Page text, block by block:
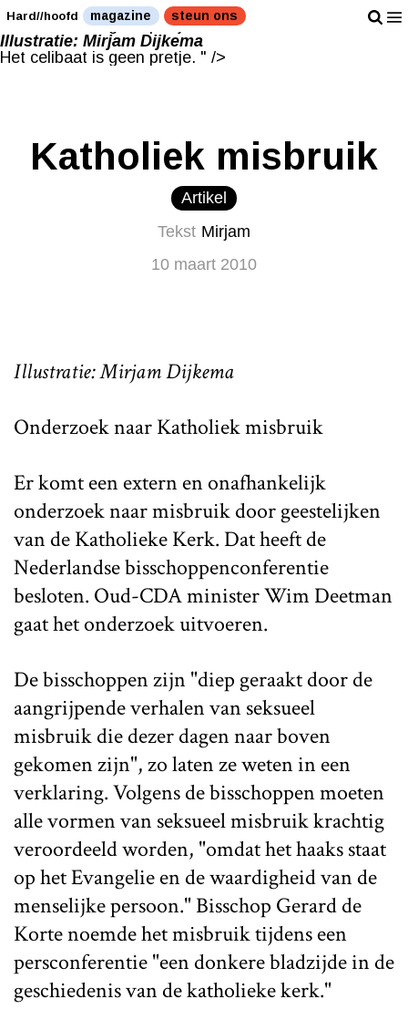
Illustratie: Mirjam Dijkema
Het celibaat is geen pretje. " />
Illustratie: Mirjam Dijkema
Het celibaat is geen pretje. " />
Hard//hoofd magazine steun ons
Katholiek misbruik
Artikel
Tekst Mirjam
10 maart 2010
Illustratie: Mirjam Dijkema
Onderzoek naar Katholiek misbruik
Er komt een extern en onafhankelijk
onderzoek naar misbruik door geestelijken
van de Katholieke Kerk. Dat heeft de
Nederlandse bisschoppenconferentie
besloten. Oud-CDA minister Wim Deetman
gaat het onderzoek uitvoeren.
De bisschoppen zijn "diep geraakt door de
aangrijpende verhalen van seksueel
misbruik die dezer dagen naar boven
gekomen zijn", zo laten ze weten in een
verklaring. Volgens de bisschoppen moeten
alle vormen van seksueel misbruik krachtig
veroordeeld worden, "omdat het haaks staat
op het Evangelie en de waardigheid van de
menselijke persoon." Bisschop Gerard de
Korte noemde het misbruik tijdens een
persconferentie "een donkere bladzijde in de
geschiedenis van de katholieke kerk."